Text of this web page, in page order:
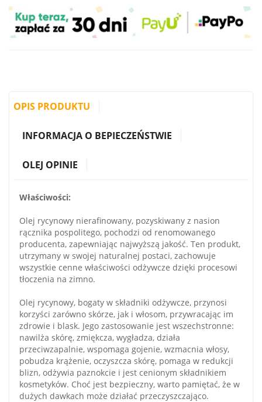
OPIS PRODUKTU
INFORMACJA O BEPIECZEŃSTWIE
OLEJ OPINIE
Właściwości:
Olej rycynowy nierafinowany, pozyskiwany z nasion
rącznika pospolitego, pochodzi od renomowanego
producenta, zapewniając najwyższą jakość. Ten produkt,
utrzymany w swojej naturalnej postaci, zachowuje
wszystkie cenne właściwości odżywcze dzięki procesowi
tłoczenia na zimno.
Olej rycynowy, bogaty w składniki odżywcze, przynosi
korzyści zarówno skórze, jak i włosom, przywracając im
zdrowie i blask. Jego zastosowanie jest wszechstronne:
nawilża skórę, zmiękcza, wygładza, działa
przeciwzapalnie, wspomaga gojenie, wzmacnia włosy,
pobudza krążenie, oczyszcza skórę, pomaga w redukcji
blizn, odżywia paznokcie i jest cenionym składnikiem
kosmetyków. Choć jest bezpieczny, warto pamiętać, że w
dużych dawkach może działać przeczyszczająco.